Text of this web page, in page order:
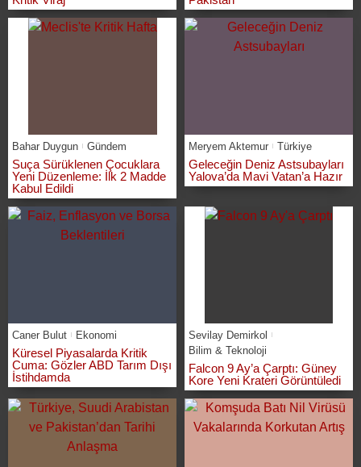
Bahar Duygun Gündem
Suça Sürüklenen Çocuklara
Yeni Düzenleme: İlk 2 Madde
Kabul Edildi
Meryem Aktemur Türkiye
Geleceğin Deniz Astsubayları
Yalova’da Mavi Vatan’a Hazır
Caner Bulut Ekonomi
Küresel Piyasalarda Kritik
Cuma: Gözler ABD Tarım Dışı
İstihdamda
Sevilay Demirkol
Bilim & Teknoloji
Falcon 9 Ay’a Çarptı: Güney
Kore Yeni Krateri Görüntüledi